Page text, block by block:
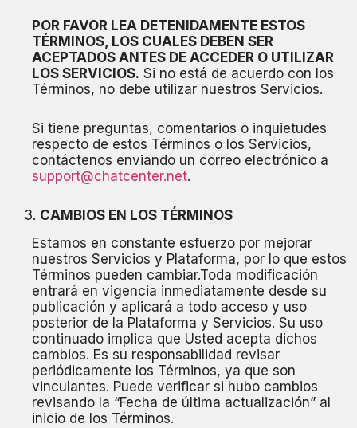
POR FAVOR LEA DETENIDAMENTE ESTOS
TÉRMINOS, LOS CUALES DEBEN SER
ACEPTADOS ANTES DE ACCEDER O UTILIZAR
LOS SERVICIOS. Si no está de acuerdo con los
Términos, no debe utilizar nuestros Servicios.
Si tiene preguntas, comentarios o inquietudes
respecto de estos Términos o los Servicios,
contáctenos enviando un correo electrónico a
support@chatcenter.net.
CAMBIOS EN LOS TÉRMINOS
Estamos en constante esfuerzo por mejorar
nuestros Servicios y Plataforma, por lo que estos
Términos pueden cambiar.Toda modificación
entrará en vigencia inmediatamente desde su
publicación y aplicará a todo acceso y uso
posterior de la Plataforma y Servicios. Su uso
continuado implica que Usted acepta dichos
cambios. Es su responsabilidad revisar
periódicamente los Términos, ya que son
vinculantes. Puede verificar si hubo cambios
revisando la “Fecha de última actualización” al
inicio de los Términos.